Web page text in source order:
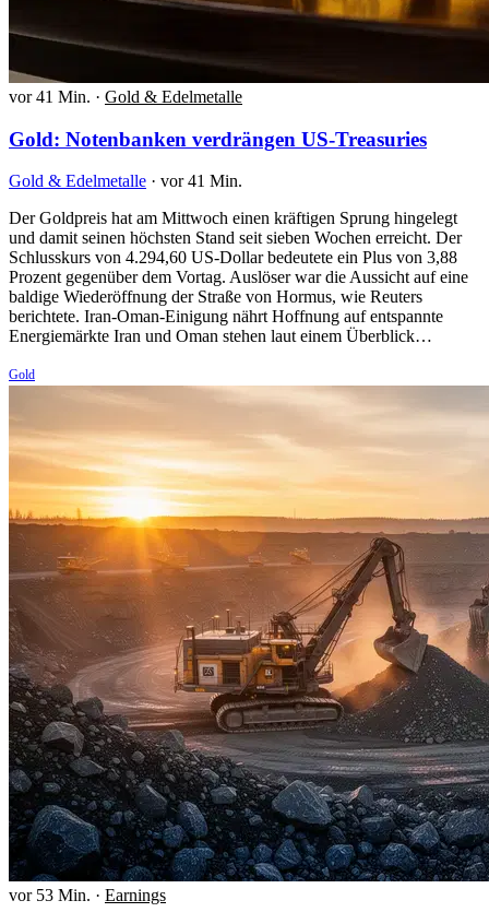
vor 41 Min. · Gold & Edelmetalle
Gold: Notenbanken verdrängen US-Treasuries
Gold & Edelmetalle · vor 41 Min.
Der Goldpreis hat am Mittwoch einen kräftigen Sprung hingelegt
und damit seinen höchsten Stand seit sieben Wochen erreicht. Der
Schlusskurs von 4.294,60 US-Dollar bedeutete ein Plus von 3,88
Prozent gegenüber dem Vortag. Auslöser war die Aussicht auf eine
baldige Wiederöffnung der Straße von Hormus, wie Reuters
berichtete. Iran-Oman-Einigung nährt Hoffnung auf entspannte
Energiemärkte Iran und Oman stehen laut einem Überblick…
Gold
vor 53 Min. · Earnings